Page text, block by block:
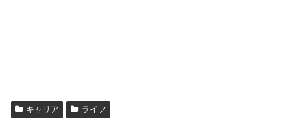
キャリア ライフ